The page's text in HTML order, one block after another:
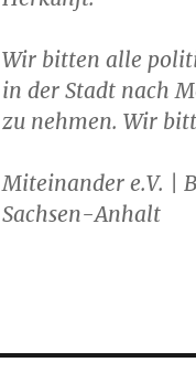
Wir bitten alle
in der Stadt nach
zu nehmen. Wir
Miteinander e.V. |
Sachsen-Anhalt